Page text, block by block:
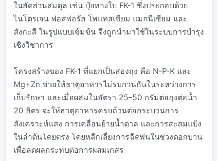
ในสัดส่วนสมดุล เช่น ปุ๋ยทางใบ FK-1 ซึ่งประกอบด้วย
ไนโตรเจน ฟอสฟอรัส โพแทสเซียม แมกนีเซียม และ
สังกะสี ในรูปแบบเข้มข้น จึงถูกนำมาใช้ในระบบการบำรุง
เชิงวิชาการ
โครงสร้างของ FK-1 ที่แยกเป็นสองถุง คือ N-P-K และ
Mg+Zn ช่วยให้ธาตุอาหารไม่รบกวนกันในระหว่างการ
เก็บรักษา และเมื่อผสมในอัตรา 25–50 กรัมต่อถุงต่อน้ำ
20 ลิตร จะให้ธาตุอาหารครบถ้วนต่อกระบวนการ
สังเคราะห์แสง การเคลื่อนย้ายน้ำตาล และการสะสมแป้ง
ในลำต้นโดยตรง โดยหลีกเลี่ยงการฉีดพ่นในช่วงดอกบาน
เพื่อลดผลกระทบต่อการผสมเกสร